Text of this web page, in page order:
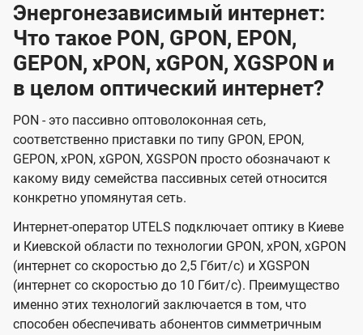
Энергонезависимый интернет:
Что такое PON, GPON, EPON,
GEPON, xPON, xGPON, XGSPON и
в целом оптический интернет?
PON - это пассивно оптоволоконная сеть,
соответственно приставки по типу GPON, EPON,
GEPON, xPON, xGPON, XGSPON просто обозначают к
какому виду семейства пассивных сетей относится
конкретно упомянутая сеть.
Интернет-оператор UTELS подключает оптику в Киеве
и Киевской области по технологии GPON, xPON, xGPON
(интернет со скоростью до 2,5 Гбит/с) и XGSPON
(интернет со скоростью до 10 Гбит/с). Преимущество
именно этих технологий заключается в том, что
способен обеспечивать абонентов симметричным